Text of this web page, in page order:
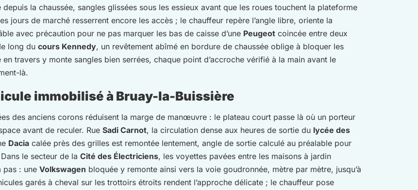
la chaussée, sangles glissées sous les essieux avant que les roues touchent la plateforme
jours de marché resserrent encore les accès ; le chauffeur repère l’angle libre, oriente la
avec précaution pour ne pas marquer les bas de caisse d’une Peugeot coincée entre deux
long du cours Kennedy, un revêtement abîmé en bordure de chaussée oblige à bloquer les
en travers y monte sangles bien serrées, chaque point d’accroche vérifié à la main avant le
là.
immobilisé à Bruay-la-Buissière
des anciens corons réduisent la marge de manœuvre : le plateau court passe là où un porteur
avant de reculer. Rue Sadi Carnot, la circulation dense aux heures de sortie du lycée des
Dacia calée près des grilles est remontée lentement, angle de sortie calculé au préalable pour
le secteur de la Cité des Électriciens, les voyettes pavées entre les maisons à jardin
pas : une Volkswagen bloquée y remonte ainsi vers la voie goudronnée, mètre par mètre, jusqu’à
garés à cheval sur les trottoirs étroits rendent l’approche délicate ; le chauffeur pose